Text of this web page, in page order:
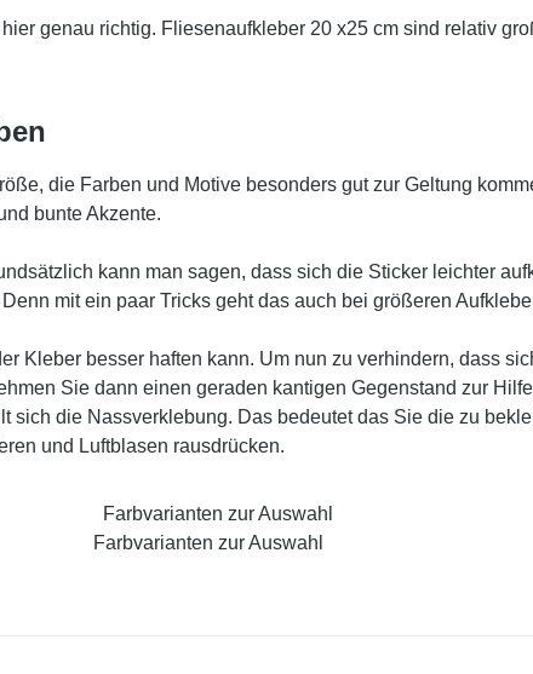
genau richtig. Fliesenaufkleber 20 x25 cm sind relativ
die Farben und Motive besonders gut zur Geltung
bunte Akzente.
kann man sagen, dass sich die Sticker leichter
mit ein paar Tricks geht das auch bei größeren
Kleber besser haften kann. Um nun zu verhindern, dass
Sie dann einen geraden kantigen Gegenstand zur
die Nassverklebung. Das bedeutet das Sie die zu
und Luftblasen rausdrücken.
Farbvarianten zur Auswahl